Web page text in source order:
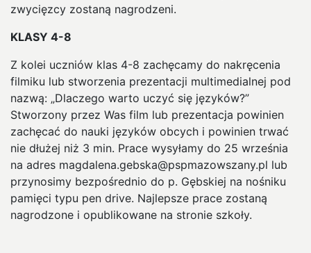
zwycięzcy zostaną nagrodzeni.
KLASY 4-8
Z kolei uczniów klas 4-8 zachęcamy do nakręcenia
filmiku lub stworzenia prezentacji multimedialnej pod
nazwą: „Dlaczego warto uczyć się języków?”
Stworzony przez Was film lub prezentacja powinien
zachęcać do nauki języków obcych i powinien trwać
nie dłużej niż 3 min. Prace wysyłamy do 25 września
na adres magdalena.gebska@pspmazowszany.pl lub
przynosimy bezpośrednio do p. Gębskiej na nośniku
pamięci typu pen drive. Najlepsze prace zostaną
nagrodzone i opublikowane na stronie szkoły.